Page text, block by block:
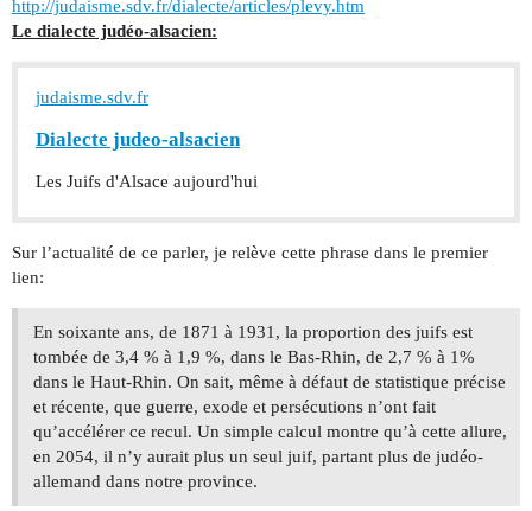
http://judaisme.sdv.fr/dialecte/articles/plevy.htm
Le dialecte judéo-alsacien:
judaisme.sdv.fr
Dialecte judeo-alsacien
Les Juifs d'Alsace aujourd'hui
Sur l’actualité de ce parler, je relève cette phrase dans le premier
lien:
En soixante ans, de 1871 à 1931, la proportion des juifs est
tombée de 3,4 % à 1,9 %, dans le Bas-Rhin, de 2,7 % à 1%
dans le Haut-Rhin. On sait, même à défaut de statistique précise
et récente, que guerre, exode et persécutions n’ont fait
qu’accélérer ce recul. Un simple calcul montre qu’à cette allure,
en 2054, il n’y aurait plus un seul juif, partant plus de judéo-
allemand dans notre province.